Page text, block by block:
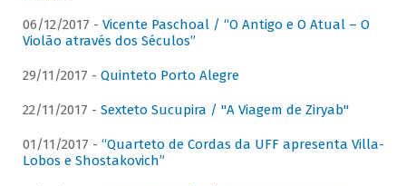
06/12/2017 - Vicente Paschoal / “O Antigo e O Atual – O
Violão através dos Séculos”
29/11/2017 - Quinteto Porto Alegre
22/11/2017 - Sexteto Sucupira / "A Viagem de Ziryab"
01/11/2017 - “Quarteto de Cordas da UFF apresenta Villa-
Lobos e Shostakovich”